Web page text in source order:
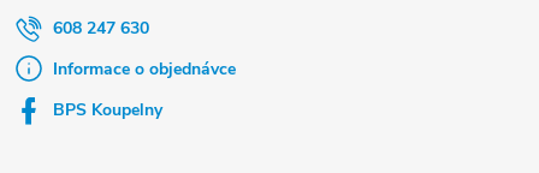
608 247 630
Informace o objednávce
BPS Koupelny